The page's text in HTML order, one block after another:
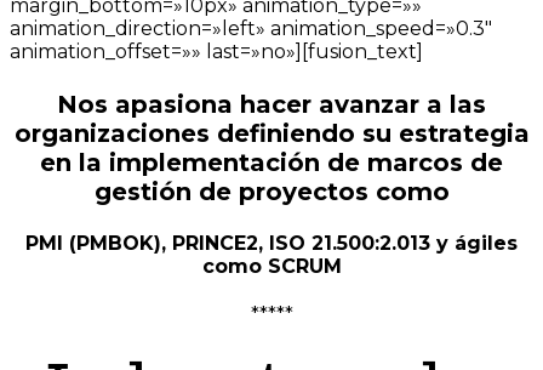
margin_bottom=»10px» animation_type=»»
animation_direction=»left» animation_speed=»0.3″
animation_offset=»» last=»no»][fusion_text]
Nos apasiona hacer avanzar a las
organizaciones definiendo su estrategia
en la implementación de marcos de
gestión de proyectos como
PMI (PMBOK), PRINCE2, ISO 21.500:2.013 y ágiles
como SCRUM
*****